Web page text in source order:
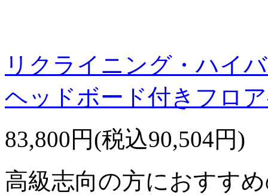
リクライニング・ハイ
ヘッドボード付きフロ
83,800円(税込90,504円)
高級志向の方におすす